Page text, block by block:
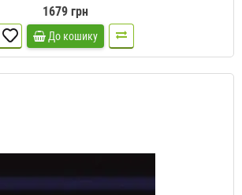
1679 грн
До кошику